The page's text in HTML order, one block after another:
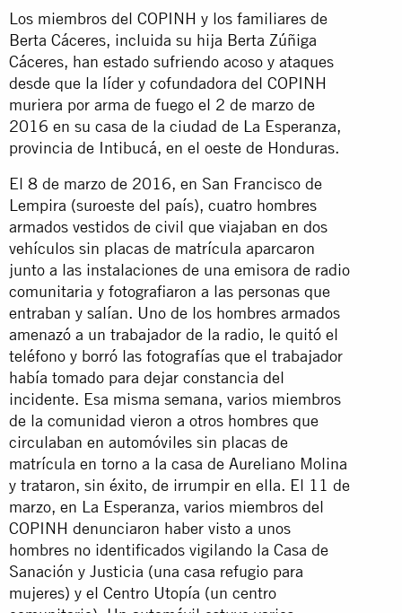
Los miembros del COPINH y los familiares de
Berta Cáceres, incluida su hija Berta Zúñiga
Cáceres, han estado sufriendo acoso y ataques
desde que la líder y cofundadora del COPINH
muriera por arma de fuego el 2 de marzo de
2016 en su casa de la ciudad de La Esperanza,
provincia de Intibucá, en el oeste de Honduras.
El 8 de marzo de 2016, en San Francisco de
Lempira (suroeste del país), cuatro hombres
armados vestidos de civil que viajaban en dos
vehículos sin placas de matrícula aparcaron
junto a las instalaciones de una emisora de radio
comunitaria y fotografiaron a las personas que
entraban y salían. Uno de los hombres armados
amenazó a un trabajador de la radio, le quitó el
teléfono y borró las fotografías que el trabajador
había tomado para dejar constancia del
incidente. Esa misma semana, varios miembros
de la comunidad vieron a otros hombres que
circulaban en automóviles sin placas de
matrícula en torno a la casa de Aureliano Molina
y trataron, sin éxito, de irrumpir en ella. El 11 de
marzo, en La Esperanza, varios miembros del
COPINH denunciaron haber visto a unos
hombres no identificados vigilando la Casa de
Sanación y Justicia (una casa refugio para
mujeres) y el Centro Utopía (un centro